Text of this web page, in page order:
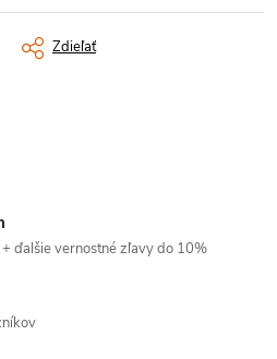
Zdieľať
ďalšie vernostné zľavy do 10%